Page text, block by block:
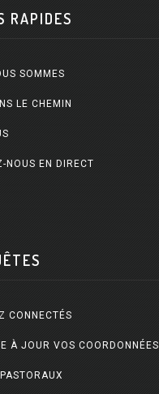
RAPIDES
SOMMES
LE CHEMIN
NOUS EN DIRECT
CONNECTÉS
À JOUR VOS COORDONNÉES